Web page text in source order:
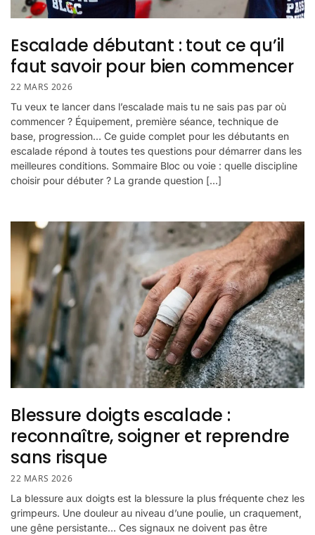
Escalade débutant : tout ce qu’il
faut savoir pour bien commencer
22 MARS 2026
Tu veux te lancer dans l’escalade mais tu ne sais pas par où
commencer ? Équipement, première séance, technique de
base, progression… Ce guide complet pour les débutants en
escalade répond à toutes tes questions pour démarrer dans les
meilleures conditions. Sommaire Bloc ou voie : quelle discipline
choisir pour débuter ? La grande question […]
Blessure doigts escalade :
reconnaître, soigner et reprendre
sans risque
22 MARS 2026
La blessure aux doigts est la blessure la plus fréquente chez les
grimpeurs. Une douleur au niveau d’une poulie, un craquement,
une gêne persistante… Ces signaux ne doivent pas être